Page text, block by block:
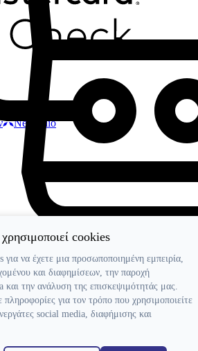
Ενδοδοντίας
Ακρορριζίου
Ενδοδοντίας Βοηθητικές
reserved.
Netstudio
cookies
να έχετε μια προσωποποιημένη εμπειρία,
και διαφημίσεων, την παροχή
και την ανάλυση της επισκεψιμότητάς μας.
για τον τρόπο που χρησιμοποιείτε
social media, διαφήμισης και